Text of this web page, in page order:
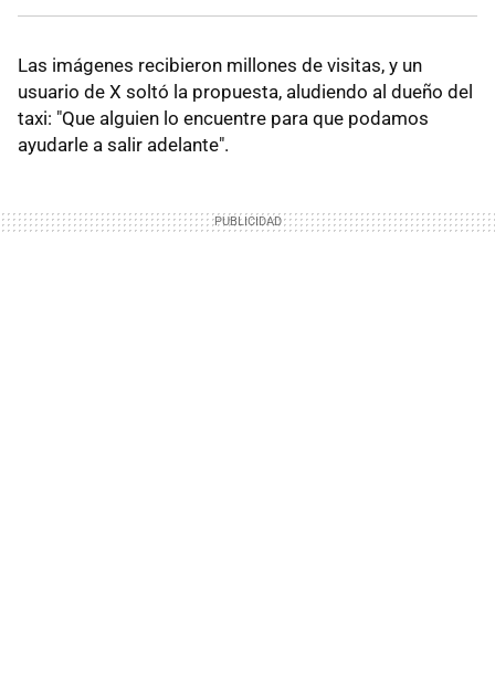
Las imágenes recibieron millones de visitas, y un
usuario de X soltó la propuesta, aludiendo al dueño del
taxi: "Que alguien lo encuentre para que podamos
ayudarle a salir adelante".